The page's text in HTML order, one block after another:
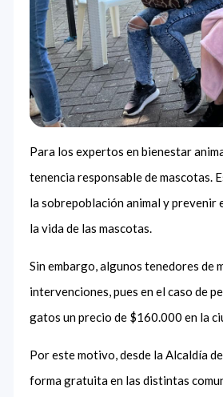
Para los expertos en bienestar
tenencia responsable de mascotas.
la sobrepoblación animal y prevenir
la vida de las mascotas.
Sin embargo, algunos tenedores de
intervenciones, pues en el caso de
gatos un precio de $160.000 en la
Por este motivo, desde la Alcaldía
forma gratuita en las distintas